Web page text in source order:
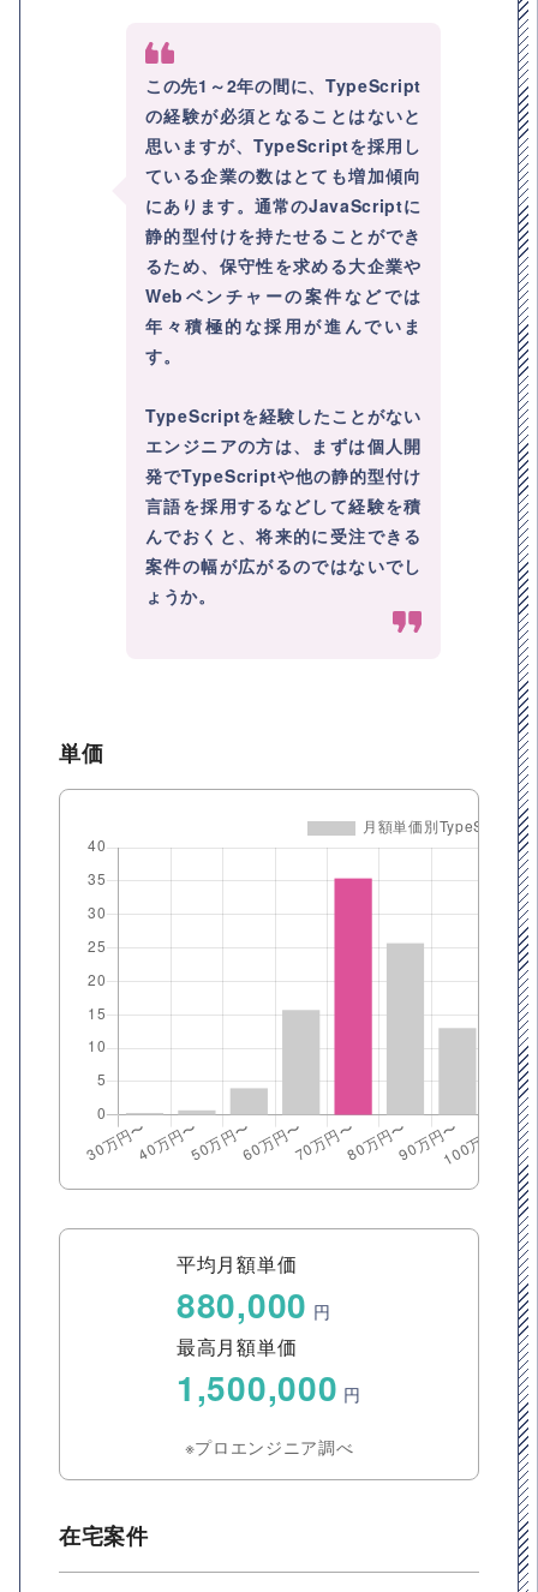
この先1～2年の間に、TypeScript
の経験が必須となることはないと
思いますが、TypeScriptを採用し
ている企業の数はとても増加傾向
にあります。通常のJavaScriptに
静的型付けを持たせることができ
るため、保守性を求める大企業や
Webベンチャーの案件などでは
年々積極的な採用が進んでいま
す。
TypeScriptを経験したことがない
エンジニアの方は、まずは個人開
発でTypeScriptや他の静的型付け
言語を採用するなどして経験を積
んでおくと、将来的に受注できる
案件の幅が広がるのではないでし
ょうか。
単価
平均月額単価
880,000 円
最高月額単価
1,500,000 円
※プロエンジニア調べ
在宅案件